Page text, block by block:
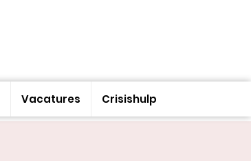
Vacatures Crisishulp